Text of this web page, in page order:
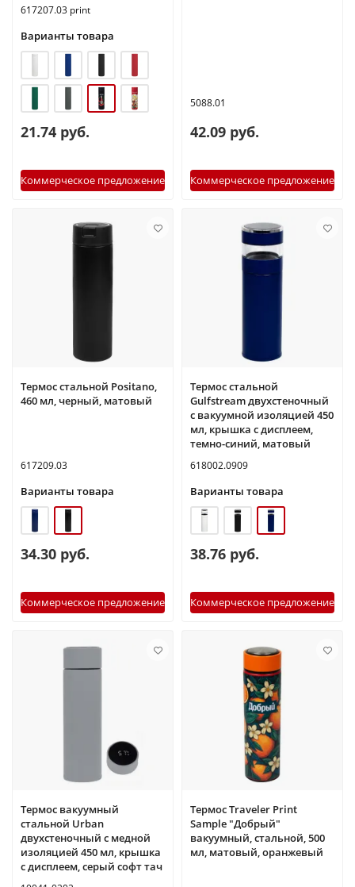
617207.03 print
Варианты товара
21.74 руб.
Коммерческое предложение
5088.01
42.09 руб.
Коммерческое предложение
Термос стальной Positano,
460 мл, черный, матовый
617209.03
Варианты товара
34.30 руб.
Коммерческое предложение
Термос стальной
Gulfstream двухстеночный
с вакуумной изоляцией 450
мл, крышка с дисплеем,
темно-синий, матовый
618002.0909
Варианты товара
38.76 руб.
Коммерческое предложение
Термос вакуумный
стальной Urban
двухстеночный с медной
изоляцией 450 мл, крышка
с дисплеем, серый софт тач
Термос Traveler Print
Sample "Добрый"
вакуумный, стальной, 500
мл, матовый, оранжевый